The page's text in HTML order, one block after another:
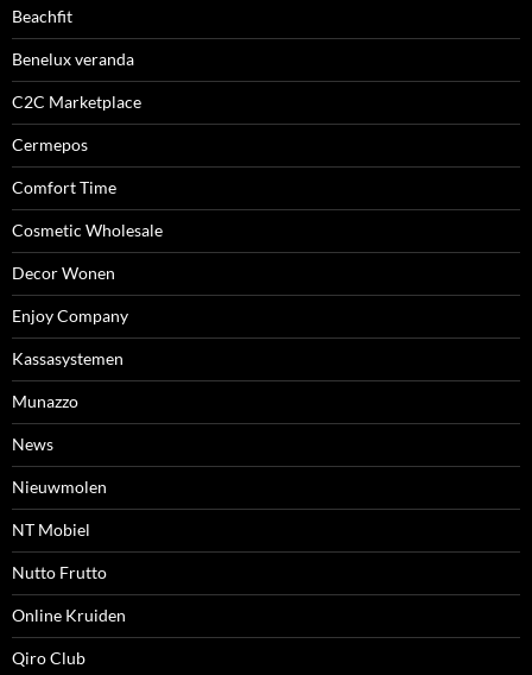
Beachfit
Benelux veranda
C2C Marketplace
Cermepos
Comfort Time
Cosmetic Wholesale
Decor Wonen
Enjoy Company
Kassasystemen
Munazzo
News
Nieuwmolen
NT Mobiel
Nutto Frutto
Online Kruiden
Qiro Club